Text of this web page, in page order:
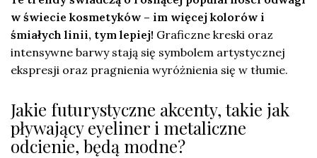
w świecie kosmetyków – im więcej kolorów i
śmiałych linii, tym lepiej! Graficzne kreski oraz
intensywne barwy stają się symbolem artystycznej
ekspresji oraz pragnienia wyróżnienia się w tłumie.
Jakie futurystyczne akcenty, takie jak
pływający eyeliner i metaliczne
odcienie, będą modne?